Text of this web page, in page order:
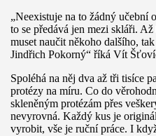
„Neexistuje na to žádný učební
to se předává jen mezi skláři.
muset naučit někoho dalšího,
Jindřich Pokorný“ říká Vít
Spoléhá na něj dva až tři tisíce
protézy na míru. Co do
skleněným protézám přes
nevyrovná. Každý kus je
vyrobit, vše je ruční práce. I